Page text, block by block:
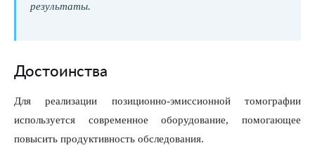
результаты.
Достоинства
Для реализации позиционно-эмиссионной томографии
используется современное оборудование, помогающее
повысить продуктивность обследования.